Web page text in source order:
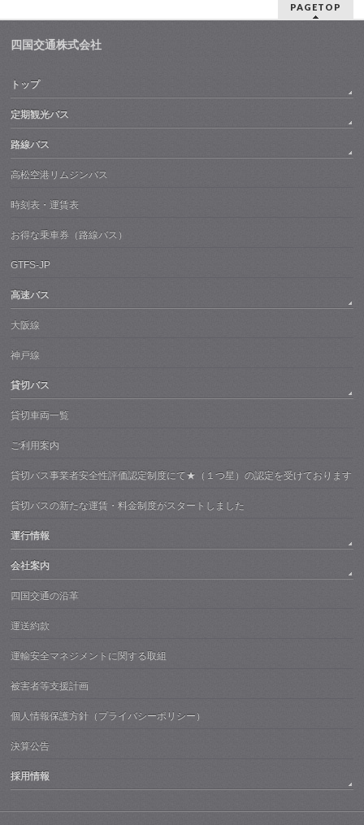
PAGETOP
四国交通株式会社
トップ
定期観光バス
路線バス
高松空港リムジンバス
時刻表・運賃表
お得な乗車券（路線バス）
GTFS-JP
高速バス
大阪線
神戸線
貸切バス
貸切車両一覧
ご利用案内
貸切バス事業者安全性評価認定制度にて★（１つ星）の認定を受けております
貸切バスの新たな運賃・料金制度がスタートしました
運行情報
会社案内
四国交通の沿革
運送約款
運輸安全マネジメントに関する取組
被害者等支援計画
個人情報保護方針（プライバシーポリシー）
決算公告
採用情報